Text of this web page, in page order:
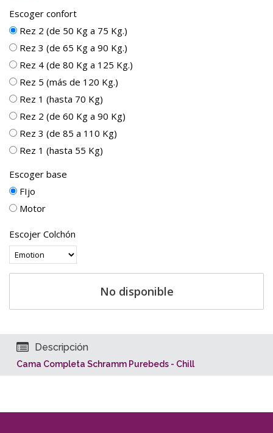
Escoger confort
Rez 2 (de 50 Kg a 75 Kg.)
Rez 3 (de 65 Kg a 90 Kg.)
Rez 4 (de 80 Kg a 125 Kg.)
Rez 5 (más de 120 Kg.)
Rez 1 (hasta 70 Kg)
Rez 2 (de 60 Kg a 90 Kg)
Rez 3 (de 85 a 110 Kg)
Rez 1 (hasta 55 Kg)
Escoger base
FIjo
Motor
Escojer Colchón
No disponible
Descripción
Cama Completa Schramm Purebeds - Chill